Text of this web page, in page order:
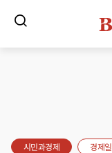
시민과경제 경제